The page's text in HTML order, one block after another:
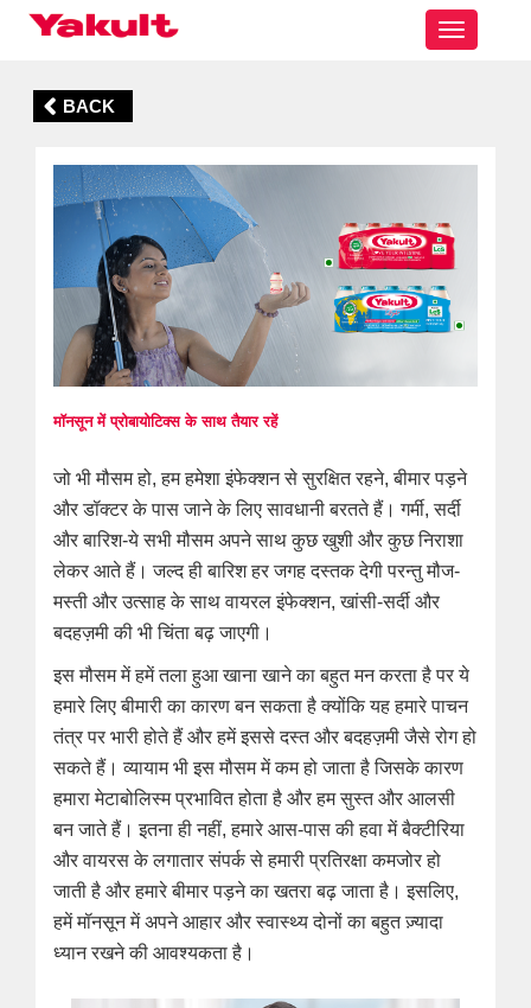
Toggle
BACK
मॉनसून में प्रोबायोटिक्स के साथ तैयार रहें
जो भी मौसम हो, हम हमेशा इंफेक्शन से सुरक्षित रहने, बीमार पड़ने
और डॉक्टर के पास जाने के लिए सावधानी बरतते हैं। गर्मी, सर्दी
और बारिश-ये सभी मौसम अपने साथ कुछ खुशी और कुछ निराशा
लेकर आते हैं। जल्द ही बारिश हर जगह दस्तक देगी परन्तु मौज-
मस्ती और उत्साह के साथ वायरल इंफेक्शन, खांसी-सर्दी और
बदहज़मी की भी चिंता बढ़ जाएगी।
इस मौसम में हमें तला हुआ खाना खाने का बहुत मन करता है पर ये
हमारे लिए बीमारी का कारण बन सकता है क्योंकि यह हमारे पाचन
तंत्र पर भारी होते हैं और हमें इससे दस्त और बदहज़मी जैसे रोग हो
सकते हैं। व्यायाम भी इस मौसम में कम हो जाता है जिसके कारण
हमारा मेटाबोलिस्म प्रभावित होता है और हम सुस्त और आलसी
बन जाते हैं। इतना ही नहीं, हमारे आस-पास की हवा में बैक्टीरिया
और वायरस के लगातार संपर्क से हमारी प्रतिरक्षा कमजोर हो
जाती है और हमारे बीमार पड़ने का खतरा बढ़ जाता है। इसलिए,
हमें मॉनसून में अपने आहार और स्वास्थ्य दोनों का बहुत ज़्यादा
ध्यान रखने की आवश्यकता है।